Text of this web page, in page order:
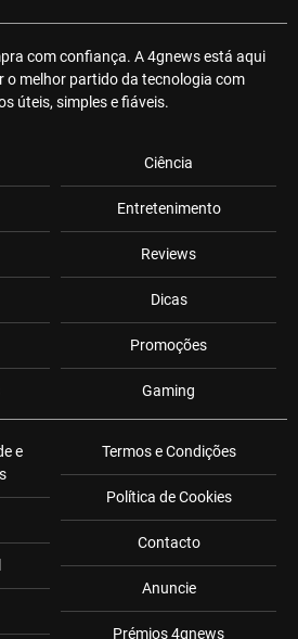
com confiança. A 4gnews está aqui
o melhor partido da tecnologia com
úteis, simples e fiáveis.
Ciência
Entretenimento
Reviews
Dicas
Promoções
Gaming
e
Termos e Condições
Política de Cookies
Contacto
Anuncie
Prémios 4gnews